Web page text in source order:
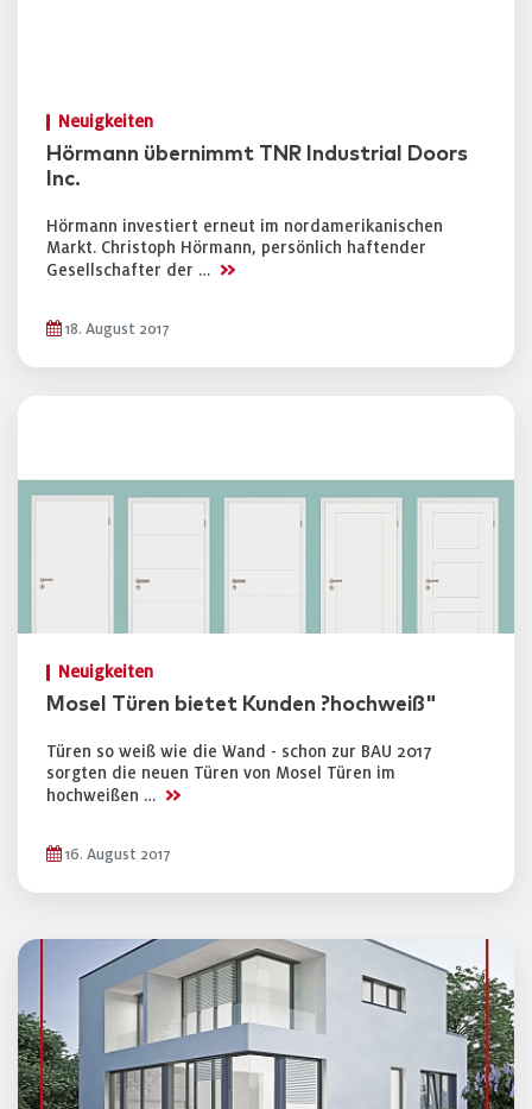
Neuigkeiten
Hörmann übernimmt TNR Industrial Doors
Inc.
Hörmann investiert erneut im nordamerikanischen
Markt. Christoph Hörmann, persönlich haftender
Gesellschafter der … >>
18. August 2017
Neuigkeiten
Mosel Türen bietet Kunden ?hochweiß"
Türen so weiß wie die Wand - schon zur BAU 2017
sorgten die neuen Türen von Mosel Türen im
hochweißen … >>
16. August 2017